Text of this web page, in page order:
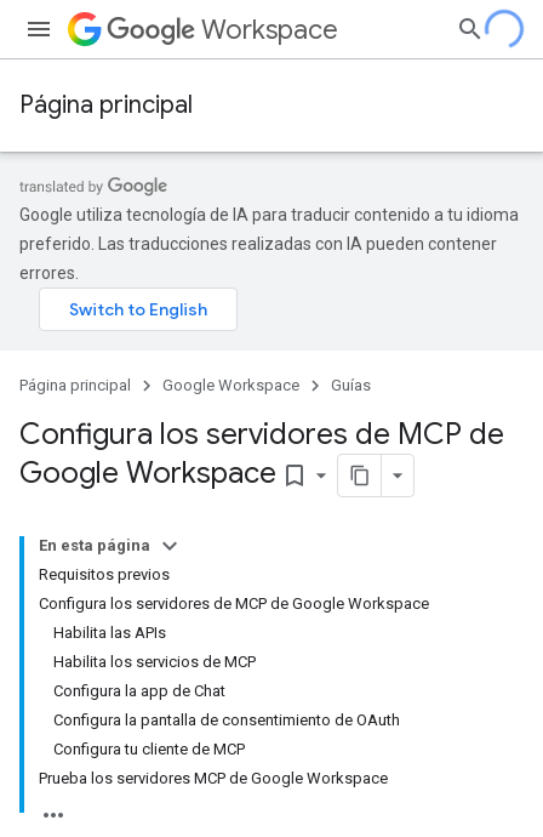
Workspace
Página principal
Google utiliza tecnología de IA para traducir contenido a tu idioma
preferido. Las traducciones realizadas con IA pueden contener
errores.
Página principal Google Workspace Guías
Configura los servidores de MCP de
Google Workspace bookmark_border
En esta página
Requisitos previos
Configura los servidores de MCP de Google Workspace
Habilita las APIs
Habilita los servicios de MCP
Configura la app de Chat
Configura la pantalla de consentimiento de OAuth
Configura tu cliente de MCP
Prueba los servidores MCP de Google Workspace